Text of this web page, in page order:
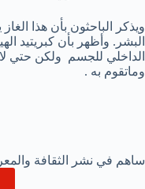
ويذكر الباحثون بأن هذا
البشر. وأظهر بأن كبريتيد
الداخلي للجسم ولكن حتي
وماتقوم به .
ساهم في نشر الثقافة